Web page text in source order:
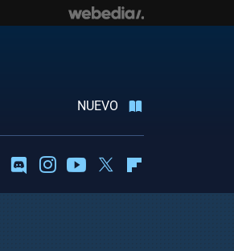
NUEVO
DiscordInstagramYoutubeTwitter